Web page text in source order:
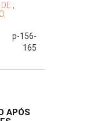
;
p-156-
165
APÓS